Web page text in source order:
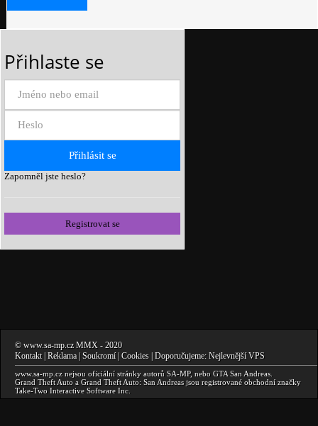
Přihlaste se
Zapomněl jste heslo?
Registrovat se
© www.sa-mp.cz MMX - 2020
Kontakt| Reklama | Soukromí| Cookies | Doporučujeme: Nejlevnější VPS
www.sa-mp.cz nejsou oficiální stránky autorů SA-MP, nebo GTA San Andreas
Grand Theft Auto a Grand Theft Auto: San Andreas jsou registrované obchodní značky
Take-Two Interactive Software Inc.